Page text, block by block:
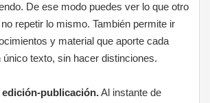
De ese modo puedes ver lo que otro
repetir lo mismo. También permite ir
y material que aporte cada
único texto, sin hacer distinciones.
edición-publicación.Al instante de